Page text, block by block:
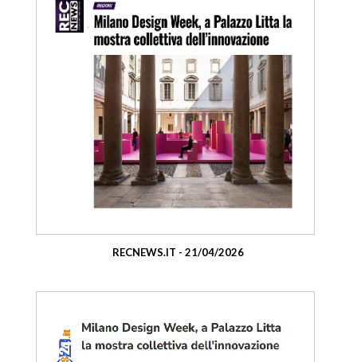
RECNEWS.IT - 21/04/2026